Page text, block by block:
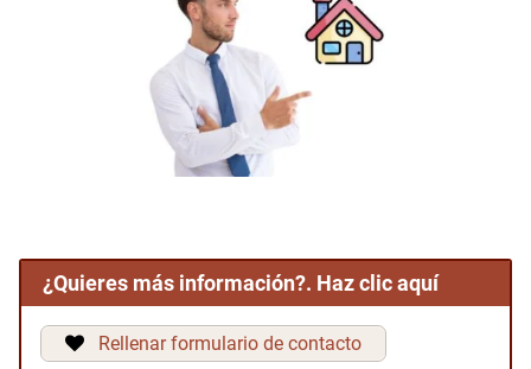
¿Quieres más información?. Haz clic aquí
Rellenar formulario de contacto